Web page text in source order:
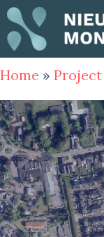
Home » Project